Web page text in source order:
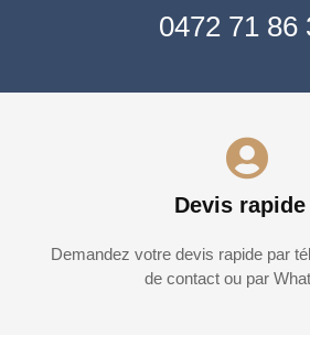
0472 71 86
Devis rapide
Demandez votre devis rapide par
de contact ou par